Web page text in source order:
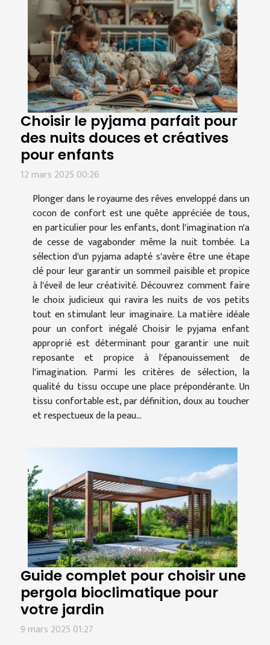
Choisir le pyjama parfait pour
des nuits douces et créatives
pour enfants
12 mars 2025 00:26
Plonger dans le royaume des rêves enveloppé dans un
cocon de confort est une quête appréciée de tous,
en particulier pour les enfants, dont l'imagination n'a
de cesse de vagabonder même la nuit tombée. La
sélection d'un pyjama adapté s'avère être une étape
clé pour leur garantir un sommeil paisible et propice
à l'éveil de leur créativité. Découvrez comment faire
le choix judicieux qui ravira les nuits de vos petits
tout en stimulant leur imaginaire. La matière idéale
pour un confort inégalé Choisir le pyjama enfant
approprié est déterminant pour garantir une nuit
reposante et propice à l'épanouissement de
l'imagination. Parmi les critères de sélection, la
qualité du tissu occupe une place prépondérante. Un
tissu confortable est, par définition, doux au toucher
et respectueux de la peau...
Guide complet pour choisir une
pergola bioclimatique pour
votre jardin
9 mars 2025 01:27